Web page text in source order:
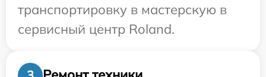
транспортировку в мастерскую в
сервисный центр Roland.